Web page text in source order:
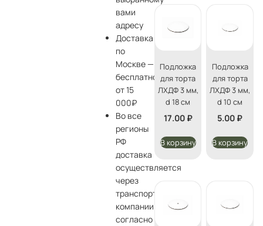
вами
адресу
Доставка
по
Москве —
бесплатно
от 15
000₽
Во все
регионы
РФ
доставка
осуществляется
через
транспортные
компании
согласно
Подложка
для торта
ЛХДФ 3 мм,
d 18 см
17.00 ₽
В корзину
Подложка
для торта
ЛХДФ 3 мм,
d 10 см
5.00 ₽
В корзину